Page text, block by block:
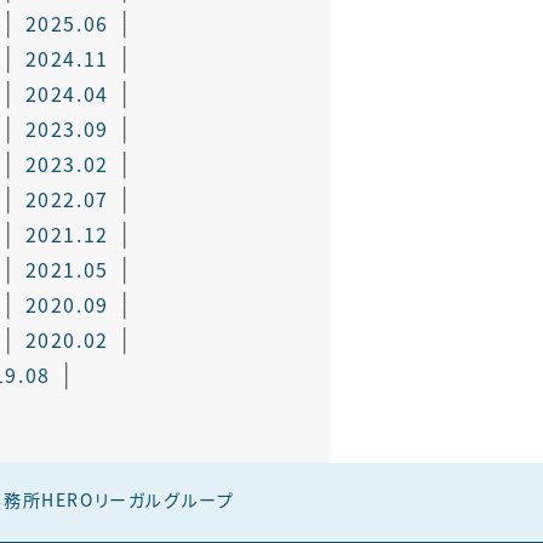
2025.06
2024.11
2024.04
2023.09
2023.02
2022.07
2021.12
2021.05
2020.09
2020.02
所HEROリーガルグループ